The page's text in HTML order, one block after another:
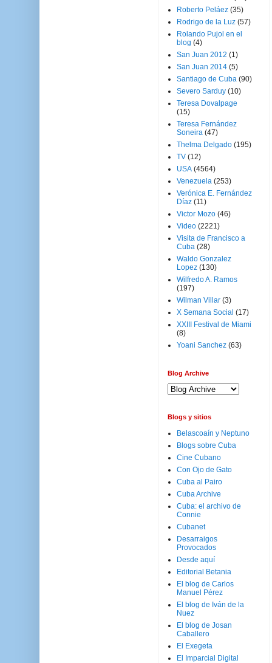
Roberto Peláez (35)
Rodrigo de la Luz (57)
Rolando Pujol en el
blog (4)
San Juan 2012 (1)
San Juan 2014 (5)
Santiago de Cuba (90)
Severo Sarduy (10)
Teresa Dovalpage
(15)
Teresa Fernández
Soneira (47)
Thelma Delgado (195)
TV (12)
USA (4564)
Venezuela (253)
Verónica E. Fernández
Díaz (11)
Victor Mozo (46)
Video (2221)
Visita de Francisco a
Cuba (28)
Waldo Gonzalez
Lopez (130)
Wilfredo A. Ramos
(197)
Wilman Villar (3)
X Semana Social (17)
XXIII Festival de Miami
(8)
Yoani Sanchez (63)
Blog Archive
Blogs y sitios
Belascoaín y Neptuno
Blogs sobre Cuba
Cine Cubano
Con Ojo de Gato
Cuba al Pairo
Cuba Archive
Cuba: el archivo de
Connie
Cubanet
Desarraigos
Provocados
Desde aquí
Editorial Betania
El blog de Carlos
Manuel Pérez
El blog de Iván de la
Nuez
El blog de Josan
Caballero
El Exegeta
El Imparcial Digital